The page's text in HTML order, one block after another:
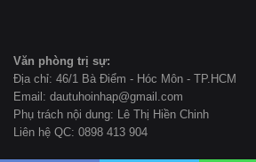
Văn phòng trị sự:
Địa chỉ: 46/1 Bà Điểm - Hóc Môn - TP.HCM
Email: dautuhoinhap@gmail.com
Phụ trách nội dung: Lê Thị Hiền Chinh
Liên hệ QC: 0898 413 904